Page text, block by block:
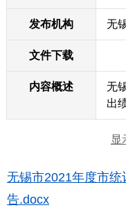
发布机构 无
文件下载
内容概述
无
出
显
无锡市2021年度市
告.docx